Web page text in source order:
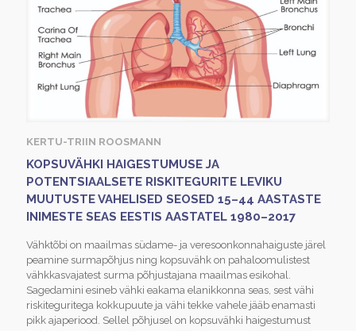
KERTU-TRIIN ROOSMANN
KOPSUVÄHKI HAIGESTUMUSE JA
POTENTSIAALSETE RISKITEGURITE LEVIKU
MUUTUSTE VAHELISED SEOSED 15–44 AASTASTE
INIMESTE SEAS EESTIS AASTATEL 1980–2017
Vähktõbi on maailmas südame- ja veresoonkonnahaiguste järel
peamine surmapõhjus ning kopsuvähk on pahaloomulistest
vähkkasvajatest surma põhjustajana maailmas esikohal.
Sagedamini esineb vähki eakama elanikkonna seas, sest vähi
riskiteguritega kokkupuute ja vähi tekke vahele jääb enamasti
pikk ajaperiood. Sellel põhjusel on kopsuvähki haigestumust